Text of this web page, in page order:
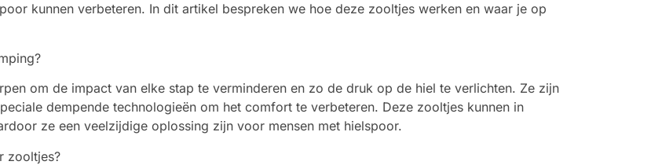
kunnen verbeteren. In dit artikel bespreken we hoe deze zooltjes werken en waar je op
om de impact van elke stap te verminderen en zo de druk op de hiel te verlichten. Ze zijn
dempende technologieën om het comfort te verbeteren. Deze zooltjes kunnen in
ze een veelzijdige oplossing zijn voor mensen met hielspoor.
zooltjes?